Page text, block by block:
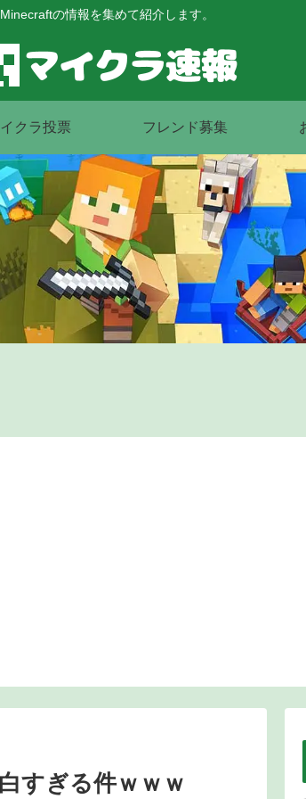
Minecraftの情報を集めて紹介します。
クラ投票 フレンド募集
すぎる件ｗｗｗ